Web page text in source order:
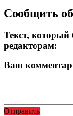
Сообщить
Текст, который
редакторам:
Ваш
Отправить